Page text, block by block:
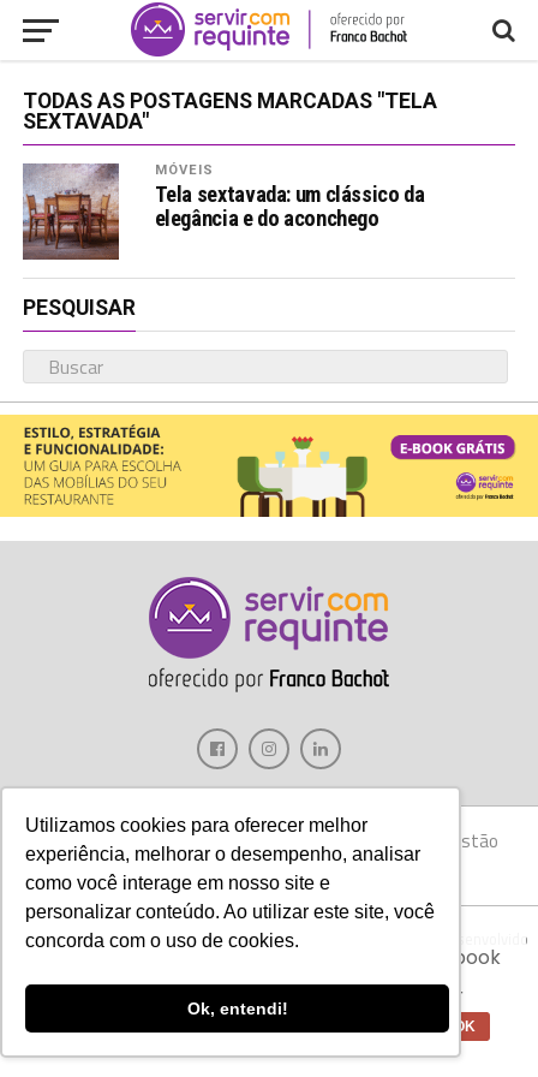
Utilizamos cookies para oferecer melhor
experiência, melhorar o desempenho, analisar
como você interage em nosso site e
personalizar conteúdo. Ao utilizar este site, você
concorda com o uso de cookies.
Ok, entendi!
TODAS AS POSTAGENS MARCADAS "TELA
SEXTAVADA"
MÓVEIS
Tela sextavada: um clássico da
elegância e do aconchego
PESQUISAR
Gastronomia Móveis Decoração Hotelaria
Gestão
Marketing
Tecnologia Eventos
Copyright © 2017 Servir com Requinte • Franco Bachot Móveis . Desenvolvido
Aviso:Nós da Franco Bachot utilizamos de
cookies com ferramentas do Google e Facebook
experiência de nossos clientes para oferecer
melhores produtos e serviços. OK